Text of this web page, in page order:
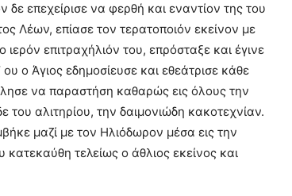
επεχείρισε να φερθή και εναντίον της του
Λέων, επίασε τον τερατοποιόν εκείνον με
επιτραχήλιόν του, επρόσταξε και έγινε
ο Άγιος εδημοσίευσε και εθεάτρισε κάθε
να παραστήση καθαρώς εις όλους την
του αλιτηρίου, την δαιμονιώδη κακοτεχνίαν.
μαζί με τον Hλιόδωρον μέσα εις την
τελείως ο άθλιος εκείνος και